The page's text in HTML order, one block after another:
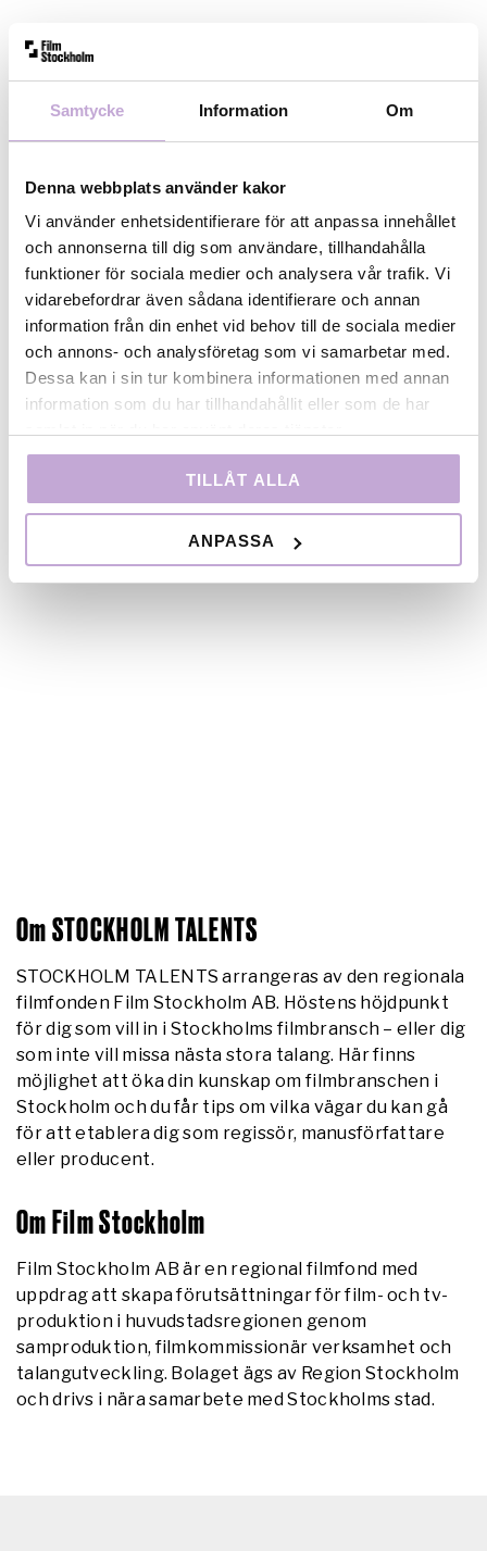
Samtycke Information Om
Denna webbplats använder kakor
Vi använder enhetsidentifierare för att anpassa innehållet
och annonserna till dig som användare, tillhandahålla
funktioner för sociala medier och analysera vår trafik. Vi
vidarebefordrar även sådana identifierare och annan
information från din enhet vid behov till de sociala medier
och annons- och analysföretag som vi samarbetar med.
Dessa kan i sin tur kombinera informationen med annan
information som du har tillhandahållit eller som de har
TILLÅT ALLA
ANPASSA
Ansökan
senast30 augusti 2026.
(max en A4) och CV som mejlas
till sthlmtalentspitch@filmstockholm.se.
Kontakt: Film Stockholm, Rafael
Franco,rafael.souza@regionstockholm.se.
Om STOCKHOLM TALENTS
STOCKHOLM TALENTS arrangeras av den regionala
filmfonden Film Stockholm AB. Höstens höjdpunkt
för dig som vill in i Stockholms filmbransch – eller dig
som inte vill missa nästa stora talang. Här finns
möjlighet att öka din kunskap om filmbranschen i
Stockholm och du får tips om vilka vägar du kan gå
för att etablera dig som regissör, manusförfattare
eller producent.
Om Film Stockholm
Film Stockholm AB är en regional filmfond med
uppdrag att skapa förutsättningar för film- och tv-
produktion i huvudstadsregionen genom
samproduktion, filmkommissionär verksamhet och
talangutveckling. Bolaget ägs av Region Stockholm
och drivs i nära samarbete med Stockholms stad.